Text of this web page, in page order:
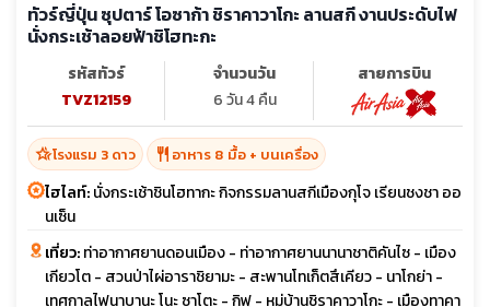
ทัวร์ญี่ปุ่น ซุปตาร์ โอซาก้า ชิราคาวาโกะ ลานสกี งานประดับไฟ
นั่งกระเช้าลอยฟ้าชิโฮทะกะ
รหัสทัวร์
TVZ12159
จำนวนวัน
6 วัน 4 คืน
สายการบิน
hotel_classโรงแรม 3 ดาว restaurant อาหาร 8 มื้อ + บนเครื่อง
ไฮไลท์:นั่งกระเช้าชินโฮทากะ กิจกรรมลานสกีเมืองกุโจ เรียนชงชา ออ
นเซ็น
เที่ยว:ท่าอากาศยานดอนเมือง - ท่าอากาศยานนานาชาติคันไซ - เมือง
เกียวโต - สวนป่าไผ่อาราชิยามะ - สะพานโทเก็ตสึเคียว - นาโกย่า -
เทศกาลไฟนาบานะ โนะ ซาโตะ - กิฟุ - หมู่บ้านชิราคาวาโกะ - เมืองทาคา